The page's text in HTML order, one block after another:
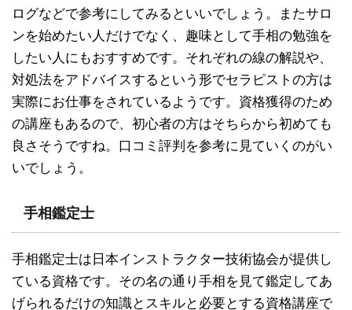
ログなどで参考にしてみるといいでしょう。またサロ
ンを始めたい人だけでなく、趣味として手相の勉強を
したい人にもおすすめです。それぞれの線の解説や、
対処法をアドバイスするという形でセラピストの方は
実際にお仕事をされているようです。資格獲得のため
の講座もあるので、初心者の方はそちらから初めても
良さそうですね。口コミ評判を参考に見ていくのがい
いでしょう。
手相鑑定士
手相鑑定士は日本インストラクター技術協会が提供し
ている資格です。その名の通り手相を見て鑑定してあ
げられるだけの知識とスキルと必要とする資格講座で